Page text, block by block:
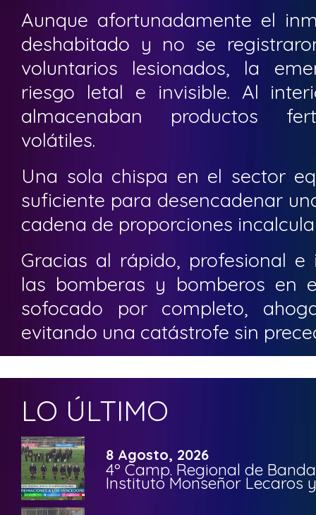
Aunque afortunadamente el
deshabitado y no se
voluntarios lesionados, la
riesgo letal e invisible. Al
almacenaban productos
volátiles.
Una sola chispa en el sector
suficiente para desencadenar
cadena de proporciones
Gracias al rápido, profesional
las bomberas y bomberos en
sofocado por completo,
evitando una catástrofe sin
LO ÚLTIMO
8 Agosto, 2026
4º Camp. Regional de
Instituto Monseñor Lecaros